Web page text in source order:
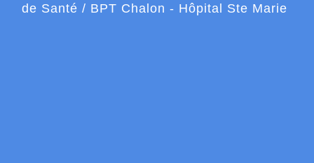
de Santé / BPT Chalon - Hôpital Ste Marie